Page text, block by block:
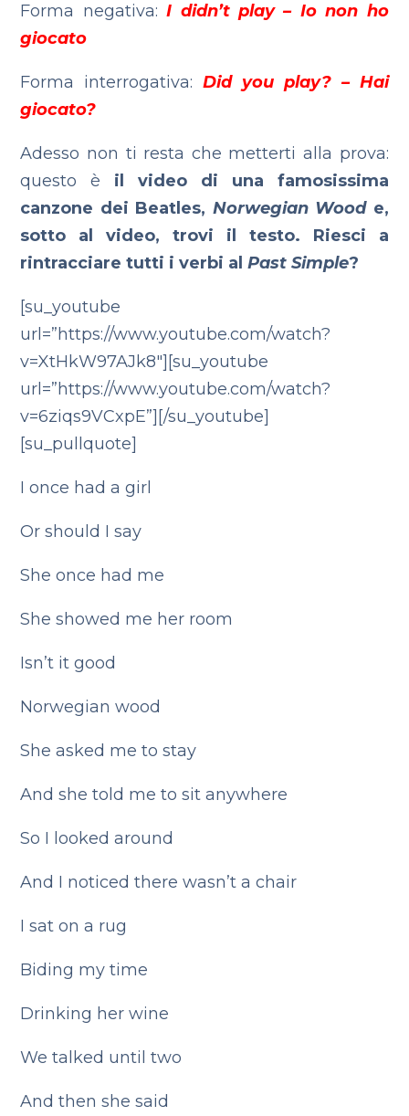
Forma negativa: I didn’t play – Io non ho
giocato
Forma interrogativa:Did you play? – Hai
giocato?
Adesso non ti resta che metterti alla prova:
questo è il video di una famosissima
canzone dei Beatles, Norwegian Wood e,
sotto al video, trovi il testo. Riesci a
rintracciare tutti i verbi alPast Simple?
[su_youtube
url=”https://www.youtube.com/watch?
v=XtHkW97AJk8″][su_youtube
url=”https://www.youtube.com/watch?
v=6ziqs9VCxpE”][/su_youtube]
[su_pullquote]
I once had a girl
Or should I say
She once had me
She showed me her room
Isn’t it good
Norwegian wood
She asked me to stay
And she told me to sit anywhere
So I looked around
And I noticed there wasn’t a chair
I sat on a rug
Biding my time
Drinking her wine
We talked until two
And then she said